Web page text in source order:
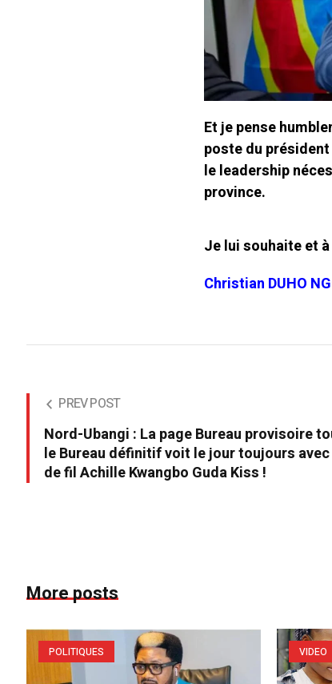
Et je pense
poste du président
le leadership
province.
Je lui souhaite et
Christian DUHO
PREV POST
Nord-Ubangi : La page Bureau provisoire
le Bureau définitif voit le jour toujours
de fil Achille Kwangbo Guda Kiss !
More posts
POLITIQUES VIDEO